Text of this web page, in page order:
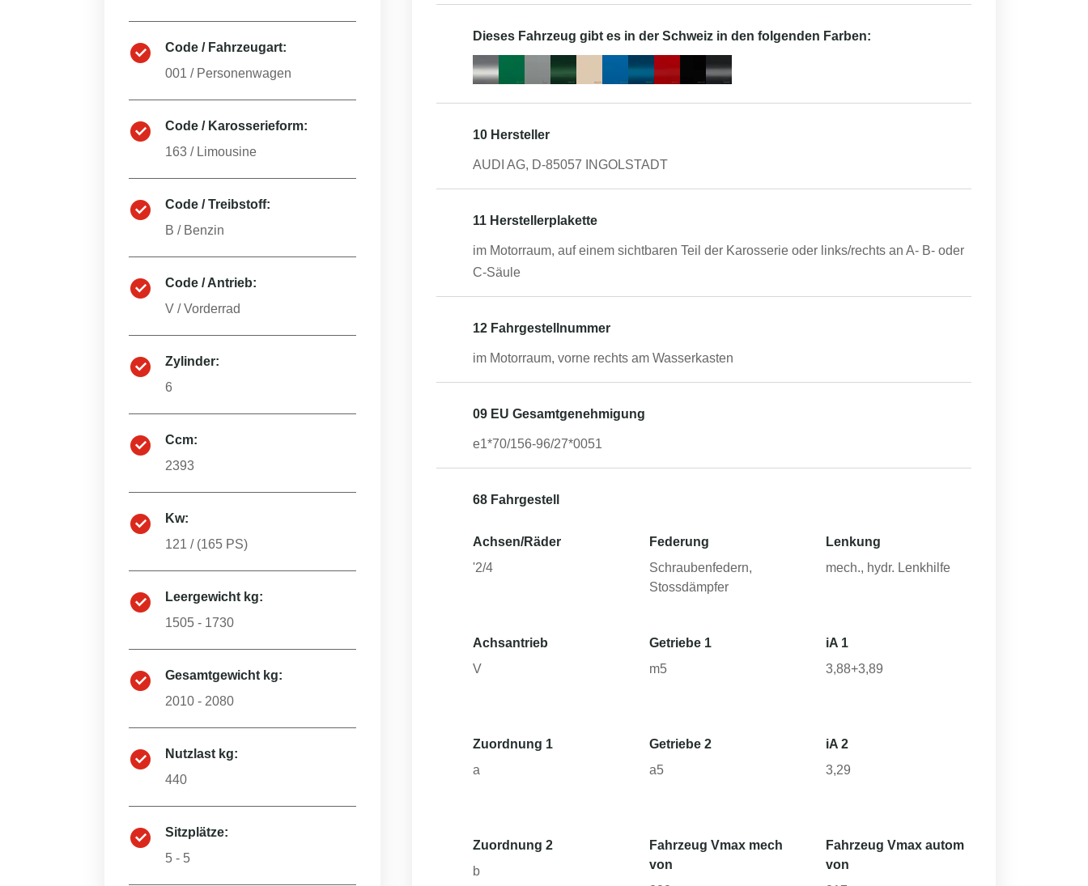
Code / Fahrzeugart:
001 / Personenwagen
Code / Karosserieform:
163 / Limousine
Code / Treibstoff:
B / Benzin
Code / Antrieb:
V /Vorderrad
Zylinder:
6
Ccm:
2393
Kw:
121 / (165 PS)
Leergewicht kg:
1505 - 1730
Gesamtgewicht kg:
2010 - 2080
Nutzlast kg:
440
Sitzplätze:
5 - 5
Dieses Fahrzeug gibt es in der Schweiz in den folgenden Farben:
10 Hersteller
AUDI AG, D-85057 INGOLSTADT
11 Herstellerplakette
im Motorraum, auf einem sichtbaren Teil der Karosserie oder links/rechts an A- B- oder
C-Säule
12 Fahrgestellnummer
im Motorraum, vorne rechts am Wasserkasten
09 EU Gesamtgenehmigung
e1*70/156-96/27*0051
68 Fahrgestell
Achsen/Räder
'2/4
Federung
Schraubenfedern,
Stossdämpfer
Lenkung
mech., hydr. Lenkhilfe
Achsantrieb
V
Getriebe 1
m5
iA 1
3,88+3,89
Zuordnung 1
a
Getriebe 2
a5
iA 2
3,29
Zuordnung 2
b
Fahrzeug Vmax mech
von
Fahrzeug Vmax autom
von